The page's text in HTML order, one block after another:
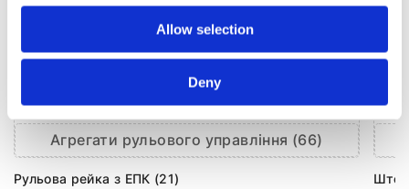
Allow selection
Deny
Агрегати рульового управління (66)
Рульова рейка з ЕПК (21)
Шток